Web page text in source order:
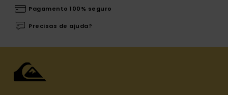
Pagamento 100% seguro
Precisas de ajuda?